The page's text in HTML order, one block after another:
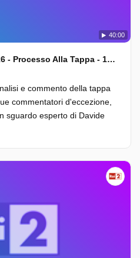
40:00
Ciclismo: Giro D'italia 2026 - Processo Alla Tappa - 19A Tappa
e commento della tappa
commentatori d'eccezione,
sguardo esperto di Davide